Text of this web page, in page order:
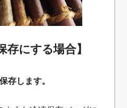
存にする場合】
存します。